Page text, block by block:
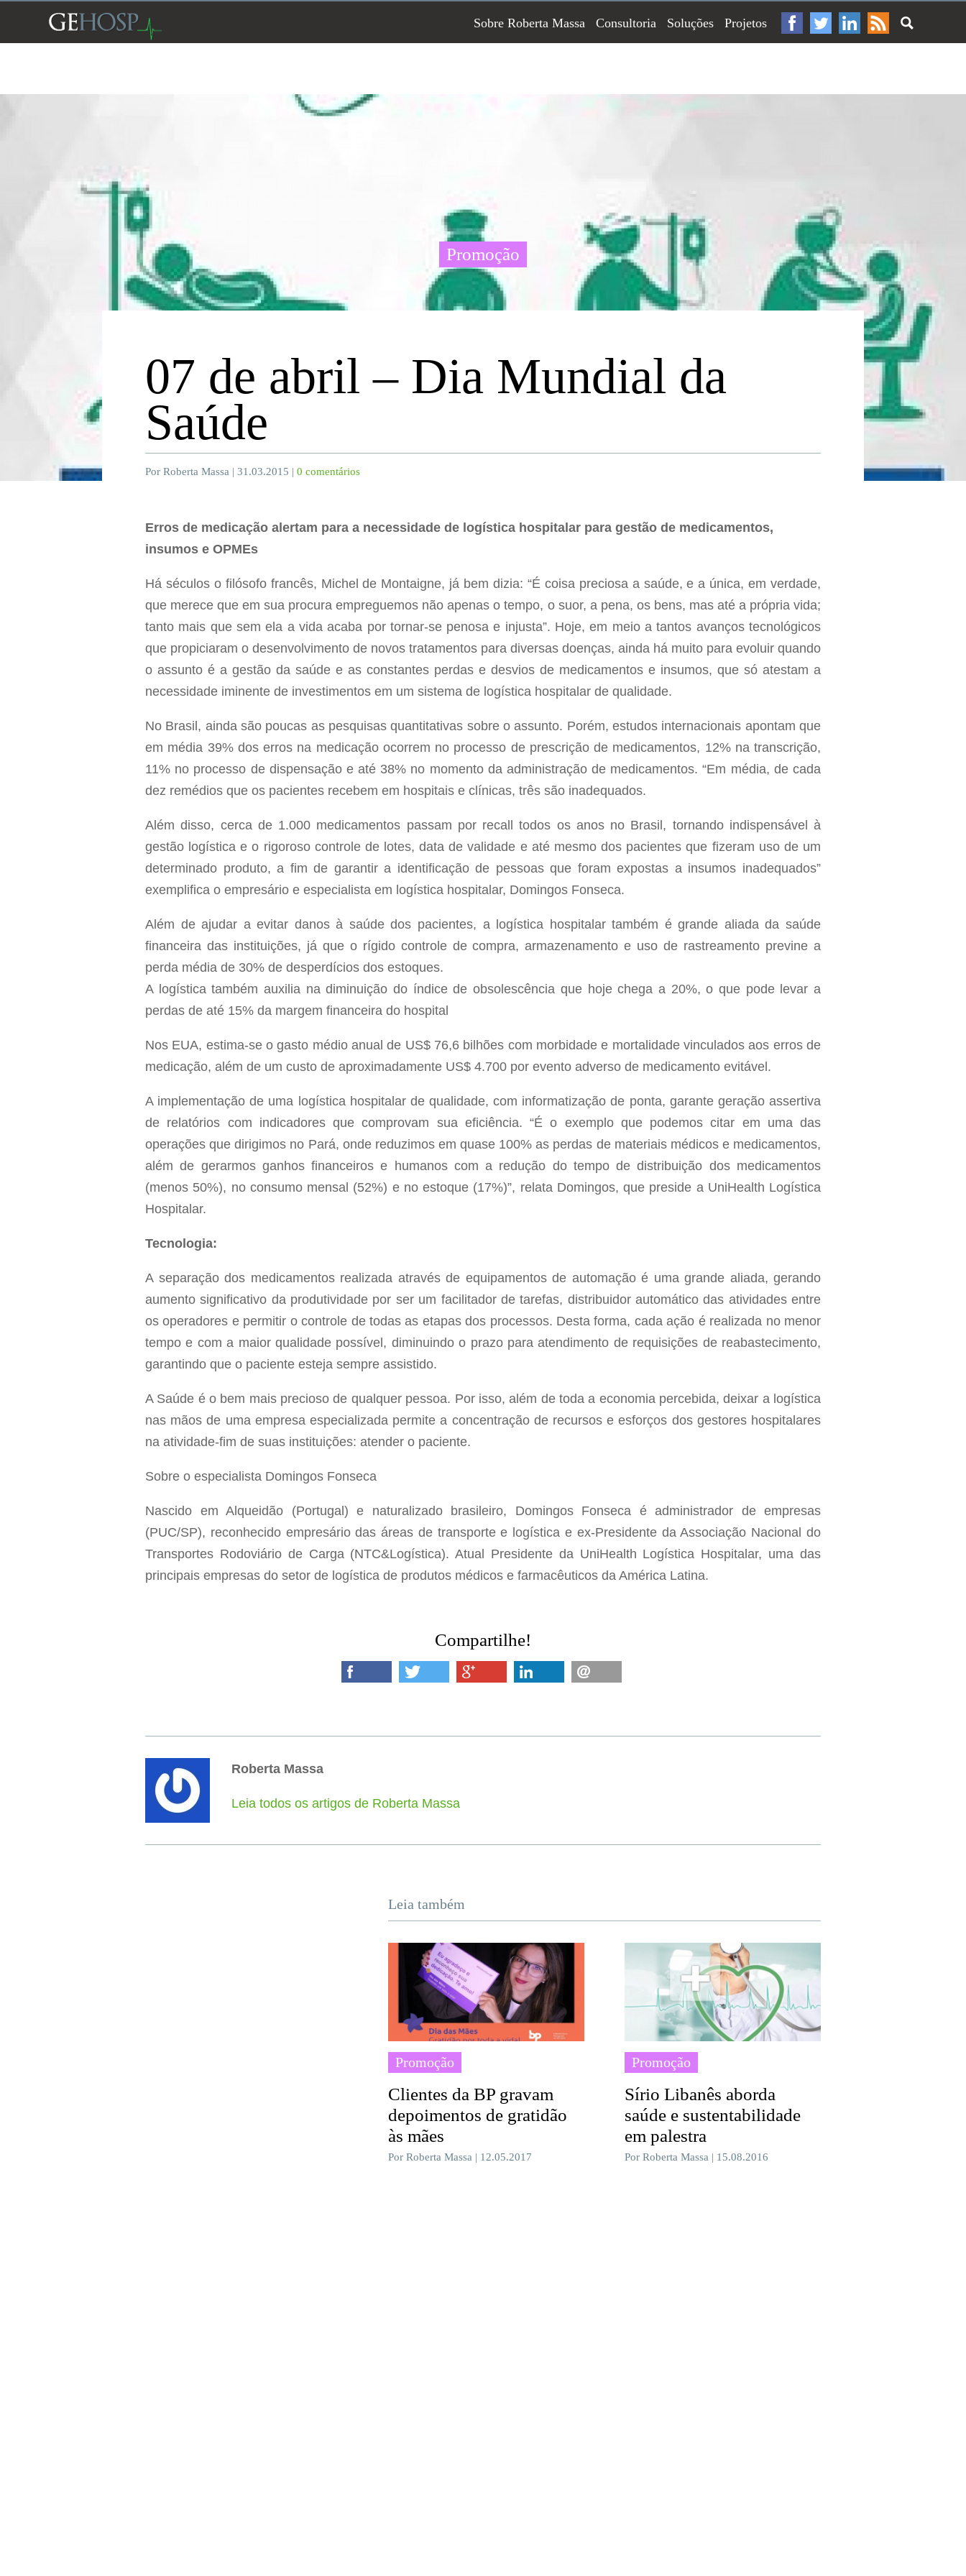
Sobre Roberta Massa Consultoria Soluções Projetos
Promoção
07 de abril – Dia Mundial da
Saúde
Por Roberta Massa | 31.03.2015 | 0 comentários
Erros de medicação alertam para a necessidade de logística hospitalar para gestão de medicamentos,
insumos e OPMEs
Há séculos o filósofo francês, Michel de Montaigne, já bem dizia: “É coisa preciosa a saúde, e a única, em verdade,
que merece que em sua procura empreguemos não apenas o tempo, o suor, a pena, os bens, mas até a própria vida;
tanto mais que sem ela a vida acaba por tornar-se penosa e injusta”. Hoje, em meio a tantos avanços tecnológicos
que propiciaram o desenvolvimento de novos tratamentos para diversas doenças, ainda há muito para evoluir quando
o assunto é a gestão da saúde e as constantes perdas e desvios de medicamentos e insumos, que só atestam a
necessidade iminente de investimentos em um sistema de logística hospitalar de qualidade.
No Brasil, ainda são poucas as pesquisas quantitativas sobre o assunto. Porém, estudos internacionais apontam que
em média 39% dos erros na medicação ocorrem no processo de prescrição de medicamentos, 12% na transcrição,
11% no processo de dispensação e até 38% no momento da administração de medicamentos. “Em média, de cada
dez remédios que os pacientes recebem em hospitais e clínicas, três são inadequados.
Além disso, cerca de 1.000 medicamentos passam por recall todos os anos no Brasil, tornando indispensável à
gestão logística e o rigoroso controle de lotes, data de validade e até mesmo dos pacientes que fizeram uso de um
determinado produto, a fim de garantir a identificação de pessoas que foram expostas a insumos inadequados”
exemplifica o empresário e especialista em logística hospitalar, Domingos Fonseca.
Além de ajudar a evitar danos à saúde dos pacientes, a logística hospitalar também é grande aliada da saúde
financeira das instituições, já que o rígido controle de compra, armazenamento e uso de rastreamento previne a
perda média de 30% de desperdícios dos estoques.
A logística também auxilia na diminuição do índice de obsolescência que hoje chega a 20%, o que pode levar a
perdas de até 15% da margem financeira do hospital
Nos EUA, estima-se o gasto médio anual de US$ 76,6 bilhões com morbidade e mortalidade vinculados aos erros de
medicação, além de um custo de aproximadamente US$ 4.700 por evento adverso de medicamento evitável.
A implementação de uma logística hospitalar de qualidade, com informatização de ponta, garante geração assertiva
de relatórios com indicadores que comprovam sua eficiência. “É o exemplo que podemos citar em uma das
operações que dirigimos no Pará, onde reduzimos em quase 100% as perdas de materiais médicos e medicamentos,
além de gerarmos ganhos financeiros e humanos com a redução do tempo de distribuição dos medicamentos
(menos 50%), no consumo mensal (52%) e no estoque (17%)”, relata Domingos, que preside a UniHealth Logística
Hospitalar.
Tecnologia:
A separação dos medicamentos realizada através de equipamentos de automação é uma grande aliada, gerando
aumento significativo da produtividade por ser um facilitador de tarefas, distribuidor automático das atividades entre
os operadores e permitir o controle de todas as etapas dos processos. Desta forma, cada ação é realizada no menor
tempo e com a maior qualidade possível, diminuindo o prazo para atendimento de requisições de reabastecimento,
garantindo que o paciente esteja sempre assistido.
A Saúde é o bem mais precioso de qualquer pessoa. Por isso, além de toda a economia percebida, deixar a logística
nas mãos de uma empresa especializada permite a concentração de recursos e esforços dos gestores hospitalares
na atividade-fim de suas instituições: atender o paciente.
Sobre o especialista Domingos Fonseca
Nascido em Alqueidão (Portugal) e naturalizado brasileiro, Domingos Fonseca é administrador de empresas
(PUC/SP), reconhecido empresário das áreas de transporte e logística e ex-Presidente da Associação Nacional do
Transportes Rodoviário de Carga (NTC&Logística). Atual Presidente da UniHealth Logística Hospitalar, uma das
principais empresas do setor de logística de produtos médicos e farmacêuticos da América Latina.
Compartilhe!
Roberta Massa
Leia todos os artigos de Roberta Massa
Leia também
Promoção
Clientes da BP gravam
depoimentos de gratidão
às mães
Por Roberta Massa | 12.05.2017
Promoção
Sírio Libanês aborda
saúde e sustentabilidade
em palestra
Por Roberta Massa | 15.08.2016